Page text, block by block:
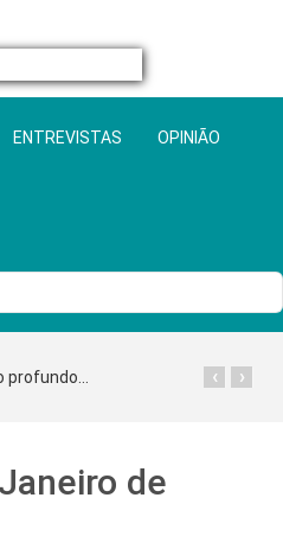
ENTREVISTAS OPINIÃO
›
‹
de